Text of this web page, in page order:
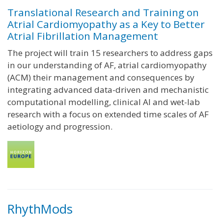
Translational Research and Training on
Atrial Cardiomyopathy as a Key to Better
Atrial Fibrillation Management
The project will train 15 researchers to address gaps
in our understanding of AF, atrial cardiomyopathy
(ACM) their management and consequences by
integrating advanced data-driven and mechanistic
computational modelling, clinical AI and wet-lab
research with a focus on extended time scales of AF
aetiology and progression.
RhythMods